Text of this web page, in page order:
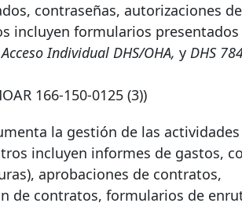
contraseñas, autorizaciones
incluyen formularios presentados
Individual DHS/OHA, y DHS
166-150-0125 (3))
la gestión de las
incluyen informes de gastos,
aprobaciones de contratos,
de contratos, formularios de